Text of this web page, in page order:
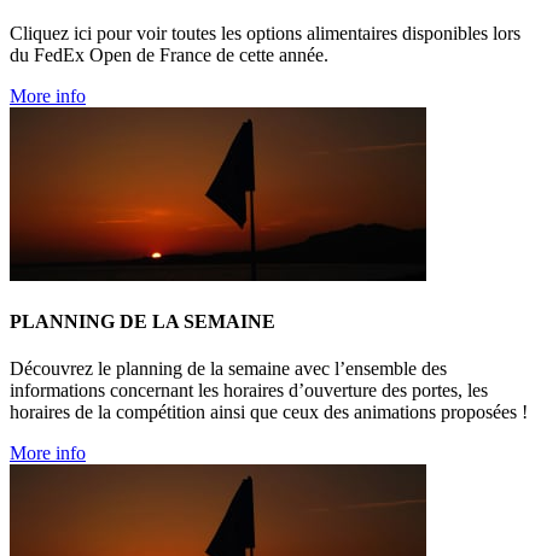
Cliquez ici pour voir toutes les options alimentaires disponibles lors
du FedEx Open de France de cette année.
More info
PLANNING DE LA SEMAINE
Découvrez le planning de la semaine avec l’ensemble des
informations concernant les horaires d’ouverture des portes, les
horaires de la compétition ainsi que ceux des animations proposées !
More info